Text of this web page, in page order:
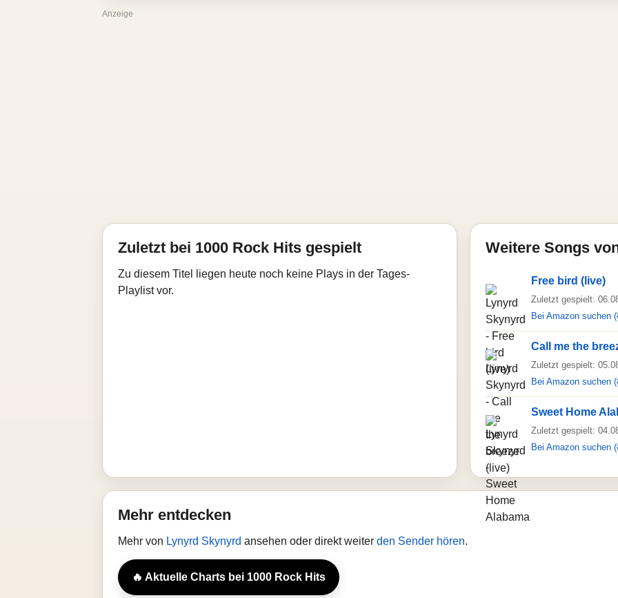
Anzeige
Zuletzt bei 1000 Rock Hits gespielt
Zu diesem Titel liegen heute noch keine Plays in der Tages-
Playlist vor.
Weitere Songs
Free bird (live)
Zuletzt gespielt:
Bei Amazon suchen
Call me the
Zuletzt gespielt:
Bei Amazon suchen
Sweet Home
Zuletzt gespielt:
Bei Amazon suchen
Mehr entdecken
Mehr von Lynyrd Skynyrd ansehen oder direkt weiter den Sender hören.
🔥 Aktuelle Charts bei 1000 Rock Hits